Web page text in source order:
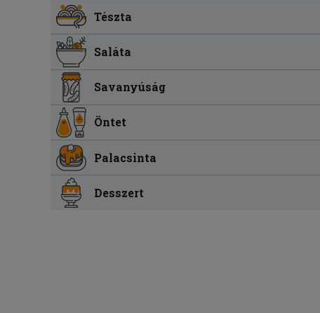
Tészta
Saláta
Savanyúság
Öntet
Palacsinta
Desszert